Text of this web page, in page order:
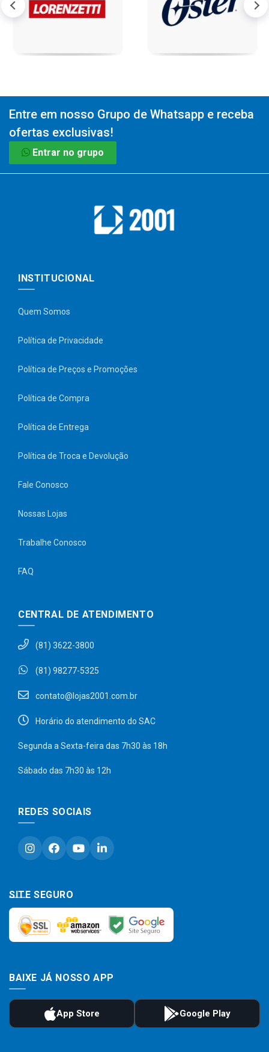
Entre em nosso Grupo de Whatsapp e receba
ofertas exclusivas!
Entrar no grupo
INSTITUCIONAL
Quem Somos
Política de Privacidade
Política de Preços e Promoções
Política de Compra
Política de Entrega
Política de Troca e Devolução
Fale Conosco
Nossas Lojas
Trabalhe Conosco
FAQ
CENTRAL DE ATENDIMENTO
(81) 3622-3800
(81) 98277-5325
contato@lojas2001.com.br
Horário do atendimento do SAC
Segunda a Sexta-feira das 7h30 às 18h
Sábado das 7h30 às 12h
REDES SOCIAIS
SITE SEGURO
BAIXE JÁ NOSSO APP